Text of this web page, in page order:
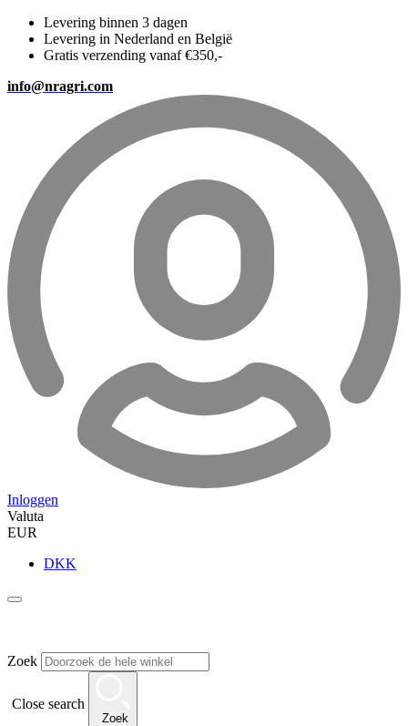
Levering binnen 3 dagen
Levering in Nederland en België
Gratis verzending vanaf €350,-
info@nragri.com
Inloggen
Valuta
EUR
DKK
Zoek
Close search
Zoek